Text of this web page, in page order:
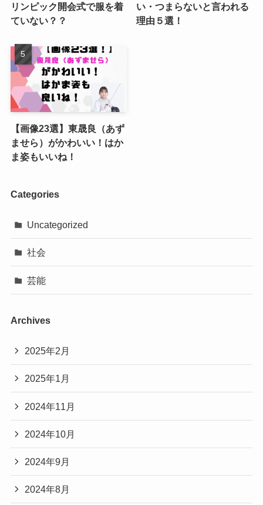
リンピック開会式で服を着
ていない？？
い・つまらないと言われる
理由５選！
【画像23選】東晟良（あず
ませら）がかわいい！はか
ま姿もいいね！
Categories
Uncategorized
社会
芸能
Archives
2025年2月
2025年1月
2024年11月
2024年10月
2024年9月
2024年8月